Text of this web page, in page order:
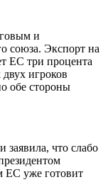
и
союза. Экспорт на
ЕС три процента
игроков
обе стороны
заявила, что слабо
уже готовит